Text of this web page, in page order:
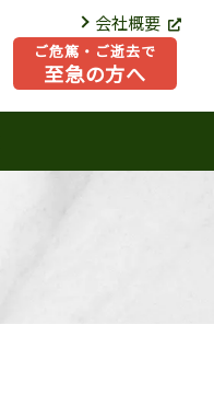
会社概要
ご危篤・ご逝去で
至急の方へ